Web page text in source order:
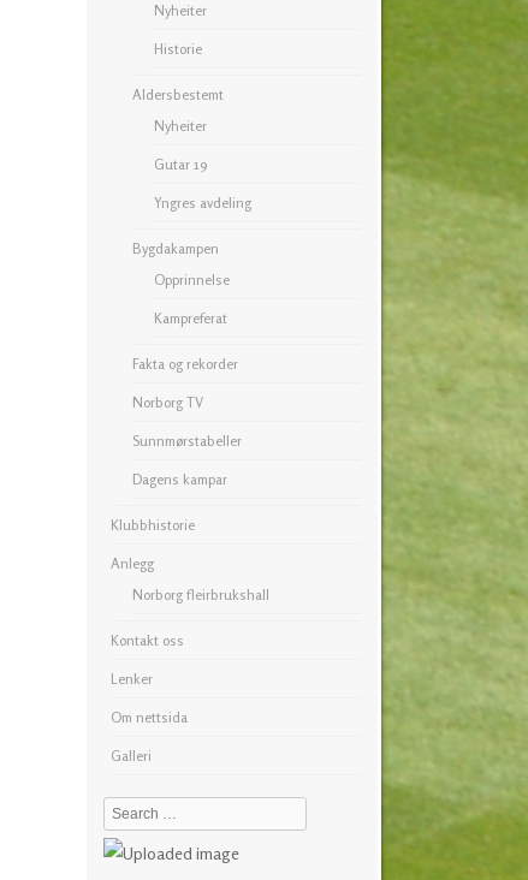
Nyheiter
Historie
Aldersbestemt
Nyheiter
Gutar 19
Yngres avdeling
Bygdakampen
Opprinnelse
Kampreferat
Fakta og rekorder
Norborg TV
Sunnmørstabeller
Dagens kampar
Klubbhistorie
Anlegg
Norborg fleirbrukshall
Kontakt oss
Lenker
Om nettsida
Galleri
Search